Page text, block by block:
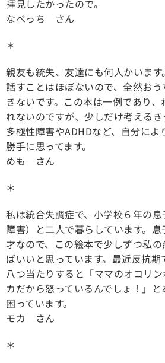
拝見したかったので。
なべっち さん
＊
親友も統失、友達にも何人かいま
話すことはほぼないので、全然お
きないです。この本は一例であり
れないのですが、少しだけ考えるき
多極性障害やADHDなど、自分によ
勝手に思ってます。
めも さん
＊
私は統合失調症で、小学校６年の
障害）と二人で暮らしています。
才なので、この絵本で少しずつ私
ばいいと思っています。最近反抗
八つ当たりすると「ママのオコリ
カだから怒っているんでしょ！」と
困っています。
モカ さん
＊